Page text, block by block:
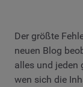
Der größte
neuen Blog
alles und jeden
wen sich die